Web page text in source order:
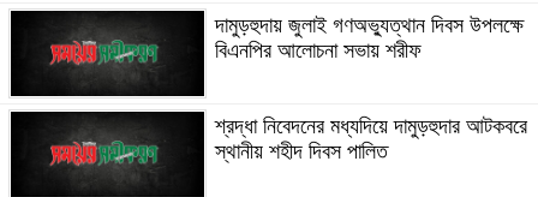
দামুড়হুদায় জুলাই গণঅভ্যুত্থান দিবস উপলক্ষে
বিএনপির আলোচনা সভায় শরীফ
শ্রদ্ধা নিবেদনের মধ্যদিয়ে দামুড়হুদার আটকবরে
স্থানীয় শহীদ দিবস পালিত